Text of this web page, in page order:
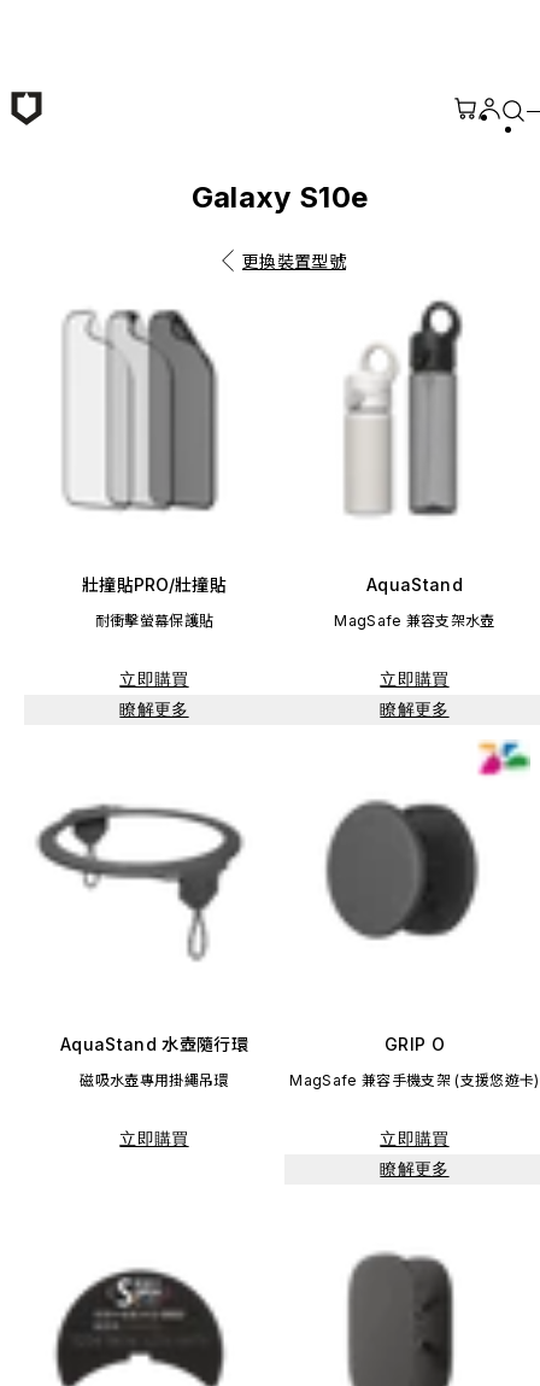
Galaxy S10e
更換裝置型號
壯撞貼PRO/壯撞貼
耐衝擊螢幕保護貼
立即購買
瞭解更多
AquaStand
MagSafe 兼容支架水壺
立即購買
瞭解更多
AquaStand 水壺隨行環
磁吸水壺專用掛繩吊環
立即購買
GRIP O
MagSafe 兼容手機支架 (支援悠遊卡)
立即購買
瞭解更多